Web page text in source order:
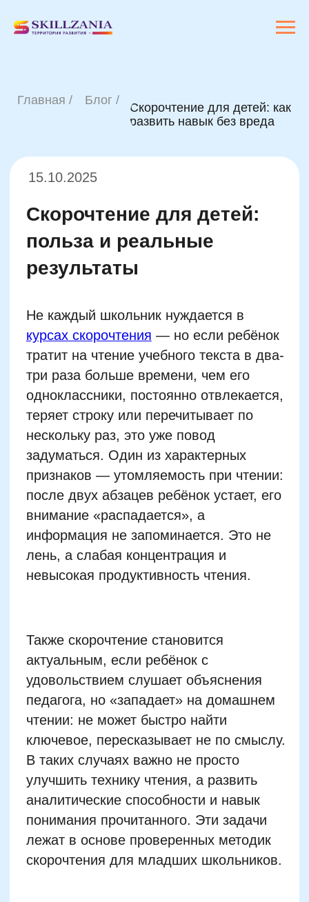
Скорочтение для детей:
польза и реальные
Не каждый школьник нуждается в
курсах скорочтения— но если ребёнок
тратит на чтение учебного текста в два-
три раза больше времени, чем его
одноклассники, постоянно отвлекается,
нескольку раз, это уже повод
задуматься. Один из характерных
признаков — утомляемость при чтении:
после двух абзацев ребёнок устает, его
внимание «распадается», а
информация не запоминается. Это не
лень, а слабая концентрация и
невысокая продуктивность чтения.
Также скорочтение становится
актуальным, если ребёнок с
удовольствием слушает объяснения
педагога, но «западает» на домашнем
чтении: не может быстро найти
ключевое, пересказывает не по смыслу.
В таких случаях важно не просто
улучшить технику чтения, а развить
аналитические способности и навык
понимания прочитанного. Эти задачи
Скорочтение глазами
нейропсихолога: влияние